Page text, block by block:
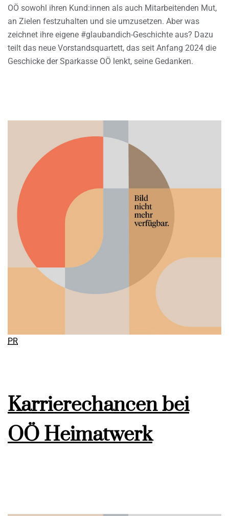
OÖ sowohl ihren Kund:innen als auch Mitarbeitenden Mut,
an Zielen festzuhalten und sie umzusetzen. Aber was
zeichnet ihre eigene #glaubandich-Geschichte aus? Dazu
teilt das neue Vorstandsquartett, das seit Anfang 2024 die
Geschicke der Sparkasse OÖ lenkt, seine Gedanken.
PR
Karrierechancen bei
OÖ Heimatwerk